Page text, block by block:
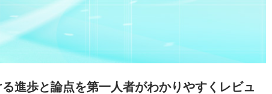
進歩と論点を第一人者がわかりやすくレビュ